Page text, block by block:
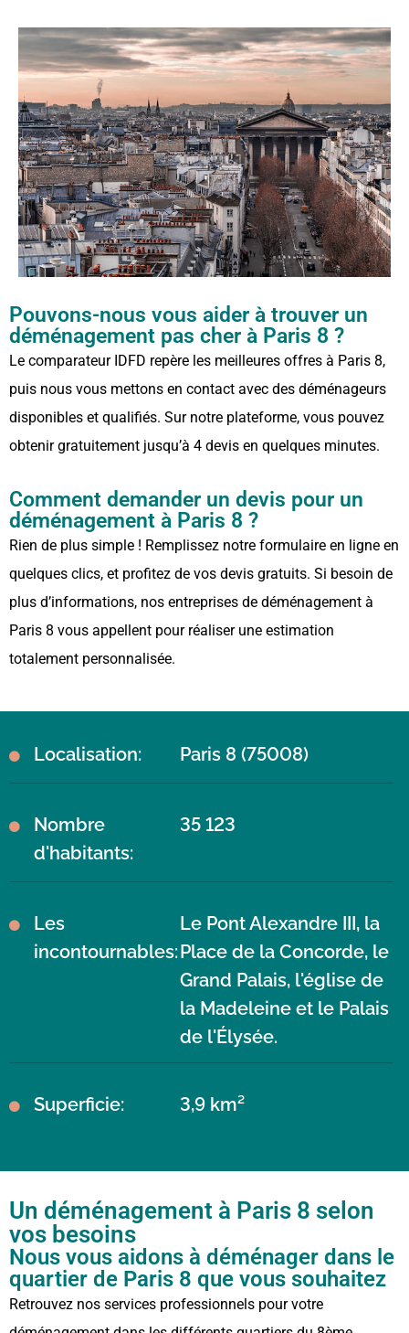
Pouvons-nous vous aider à trouver un
déménagement pas cher à Paris 8 ?
Le comparateur IDFD repère les meilleures offres à Paris 8,
puis nous vous mettons en contact avec des déménageurs
disponibles et qualifiés. Sur notre plateforme, vous pouvez
obtenir gratuitement jusqu’à 4 devis en quelques minutes.
Comment demander un devis pour un
déménagement à Paris 8 ?
Rien de plus simple ! Remplissez notre formulaire en ligne en
quelques clics, et profitez de vos devis gratuits. Si besoin de
plus d’informations, nos entreprises de déménagement à
Paris 8 vous appellent pour réaliser une estimation
totalement personnalisée.
Localisation: Paris 8 (75008)
Nombre
d'habitants:
35 123
Les
incontournables:
Le Pont Alexandre III, la
Place de la Concorde, le
Grand Palais, l'église de
la Madeleine et le Palais
de l'Élysée.
Superficie: 3,9 km²
Un déménagement à Paris 8 selon
vos besoins
Nous vous aidons à déménager dans le
quartier de Paris 8 que vous souhaitez
Retrouvez nos services professionnels pour votre